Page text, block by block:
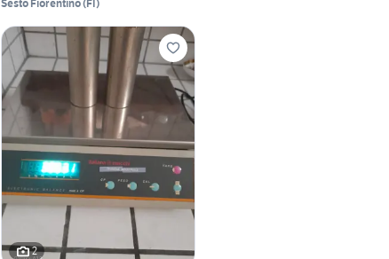
Sesto Fiorentino(FI)
2